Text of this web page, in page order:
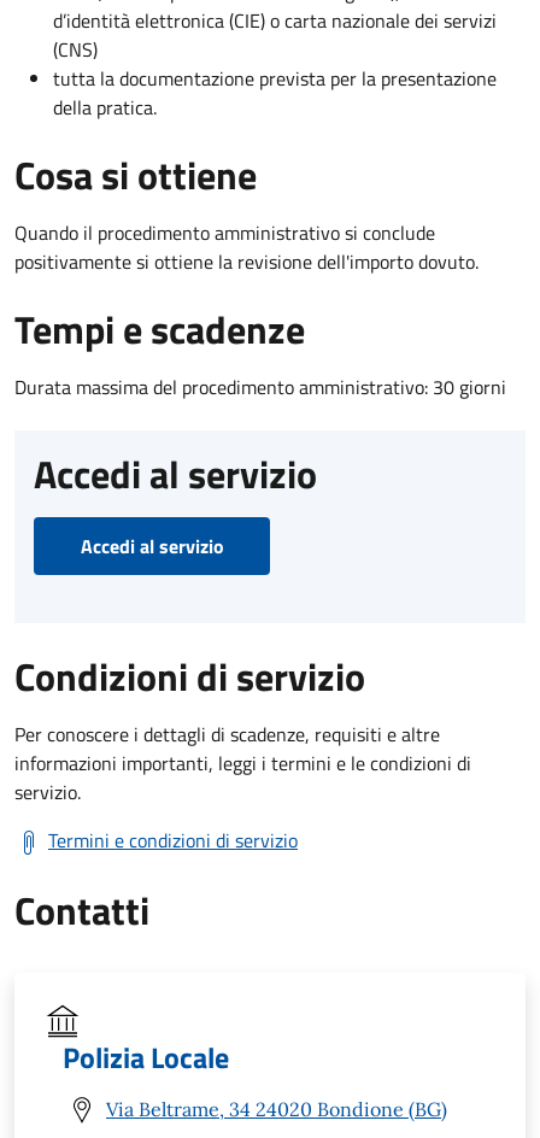
d’identità elettronica (CIE) o carta nazionale dei servizi
(CNS)
tutta la documentazione prevista per la presentazione
della pratica.
Cosa si ottiene
Quando il procedimento amministrativo si conclude
positivamente si ottiene la revisione dell'importo dovuto.
Tempi e scadenze
Durata massima del procedimento amministrativo: 30 giorni
Accedi al servizio
Accedi al servizio
Condizioni di servizio
Per conoscere i dettagli di scadenze, requisiti e altre
informazioni importanti, leggi i termini e le condizioni di
servizio.
Termini e condizioni di servizio
Contatti
Polizia Locale
Via Beltrame, 34 24020 Bondione (BG)